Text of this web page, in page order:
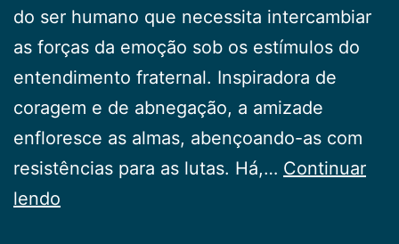
do ser humano que necessita intercambiar
as forças da emoção sob os estímulos do
entendimento fraternal. Inspiradora de
coragem e de abnegação, a amizade
enfloresce as almas, abençoando-as com
resistências para as lutas. Há,… Continuar
lendo